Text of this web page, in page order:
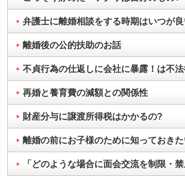
弁護士に離婚相談をする時期はいつが
離婚後の公的扶助のお話
不貞行為の仕返しに会社に暴露！は不
再婚と養育費の減額との関係性
財産分与に譲渡所得税はかかるの?
離婚の前にお子様のために知っておきた
「どのような場合に面会交流を制限・禁